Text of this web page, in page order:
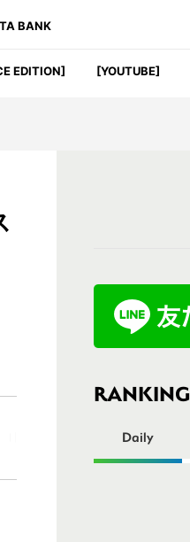
BANK
EDITION] [YOUTUBE]
サ
イ
バ
RANKING
Daily